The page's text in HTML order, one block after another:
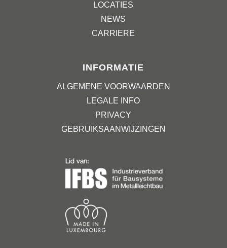
LOCATIES
NEWS
CARRIERE
INFORMATIE
ALGEMENE VOORWAARDEN
LEGALE INFO
PRIVACY
GEBRUIKSAANWIJZINGEN